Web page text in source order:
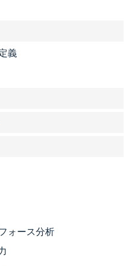
義
ォース分析